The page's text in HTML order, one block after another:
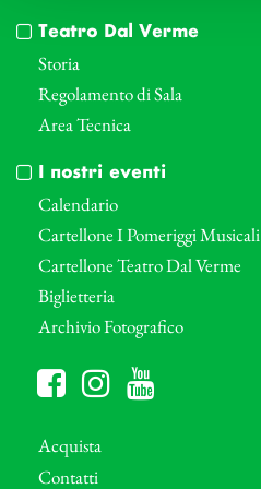
Teatro Dal Verme
Storia
Regolamento di Sala
Area Tecnica
I nostri eventi
Calendario
Cartellone I Pomeriggi Musicali
Cartellone Teatro Dal Verme
Biglietteria
Archivio Fotografico
Acquista
Contatti